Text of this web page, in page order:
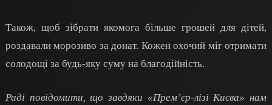
Також, щоб зібрати якомога більше грошей для дітей,
роздавали морозиво за донат. Кожен охочий міг отримати
солодощі за будь-яку суму на благодійність.
Раді повідомити, що завдяки «Прем’єр-лізі Києва» нам